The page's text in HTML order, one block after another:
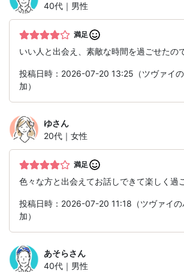
40代｜男性
満足
いい人と出会え、素敵な時間を過ごせたので
投稿日時：2026-07-20 13:25（ツヴァイ
加）
ゆさん
20代｜女性
満足
色々な方と出会えてお話しできて楽しく過
投稿日時：2026-07-20 11:18（ツヴァイの
加）
あそらさん
40代｜男性